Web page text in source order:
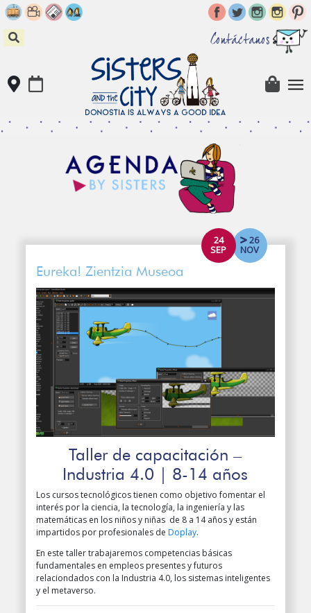
Skip
to
content
Contáctanos
26
NOV
24
SEP
Eureka! Zientzia Museoa
Taller de capacitación –
Industria 4.0 | 8-14 años
Los cursos tecnológicos tienen como objetivo fomentar el
interés por la ciencia, la tecnología, la ingeniería y las
matemáticas en los niños y niñas de 8 a 14 años y están
impartidos por profesionales deDoplay.
En este taller trabajaremos competencias básicas
fundamentales en empleos presentes y futuros
relaciondados con la Industria 4.0, los sistemas inteligentes
y el metaverso.